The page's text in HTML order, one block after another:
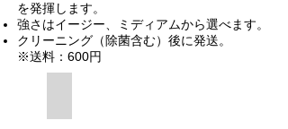
を発揮します。
強さはイージー、ミディアムから選べます。
クリーニング（除菌含む）後に発送。
※送料：600円